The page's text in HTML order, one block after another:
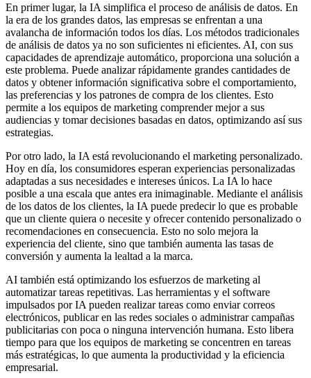
En primer lugar, la IA simplifica el proceso de análisis de datos. En
la era de los grandes datos, las empresas se enfrentan a una
avalancha de información todos los días. Los métodos tradicionales
de análisis de datos ya no son suficientes ni eficientes. AI, con sus
capacidades de aprendizaje automático, proporciona una solución a
este problema. Puede analizar rápidamente grandes cantidades de
datos y obtener información significativa sobre el comportamiento,
las preferencias y los patrones de compra de los clientes. Esto
permite a los equipos de marketing comprender mejor a sus
audiencias y tomar decisiones basadas en datos, optimizando así sus
estrategias.
Por otro lado, la IA está revolucionando el marketing personalizado.
Hoy en día, los consumidores esperan experiencias personalizadas
adaptadas a sus necesidades e intereses únicos. La IA lo hace
posible a una escala que antes era inimaginable. Mediante el análisis
de los datos de los clientes, la IA puede predecir lo que es probable
que un cliente quiera o necesite y ofrecer contenido personalizado o
recomendaciones en consecuencia. Esto no solo mejora la
experiencia del cliente, sino que también aumenta las tasas de
conversión y aumenta la lealtad a la marca.
AI también está optimizando los esfuerzos de marketing al
automatizar tareas repetitivas. Las herramientas y el software
impulsados ​​por IA pueden realizar tareas como enviar correos
electrónicos, publicar en las redes sociales o administrar campañas
publicitarias con poca o ninguna intervención humana. Esto libera
tiempo para que los equipos de marketing se concentren en tareas
más estratégicas, lo que aumenta la productividad y la eficiencia
empresarial.